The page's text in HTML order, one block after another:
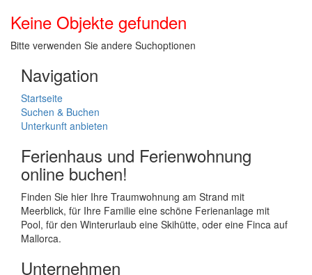
Keine Objekte gefunden
Bitte verwenden Sie andere Suchoptionen
Navigation
Startseite
Suchen & Buchen
Unterkunft anbieten
Ferienhaus und Ferienwohnung
online buchen!
Finden Sie hier Ihre Traumwohnung am Strand mit
Meerblick, für Ihre Familie eine schöne Ferienanlage mit
Pool, für den Winterurlaub eine Skihütte, oder eine Finca auf
Mallorca.
Unternehmen